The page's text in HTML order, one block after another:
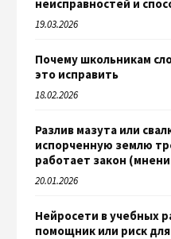
неисправностей и
19.03.2026
Почему школьникам
это исправить
18.02.2026
Разлив мазута или
испорченную землю
работает закон
20.01.2026
Нейросети в учебных
помощник или риск